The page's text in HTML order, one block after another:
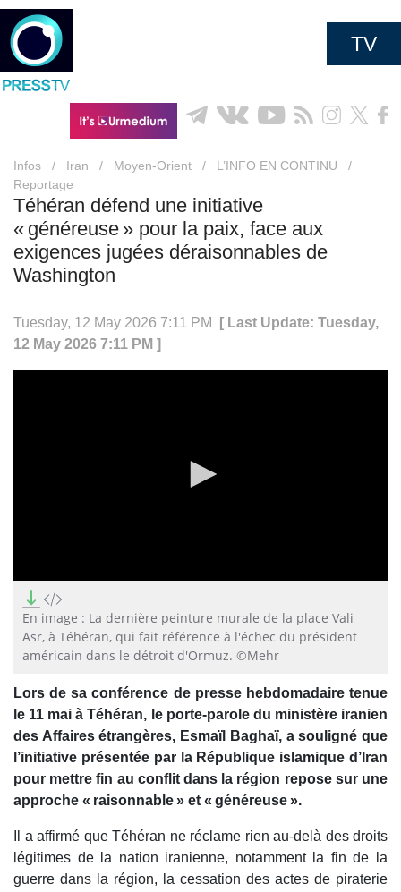
TV
Infos / Iran / Moyen-Orient / L’INFO EN CONTINU
/
Reportage
Téhéran défend une initiative
« généreuse » pour la paix, face aux
exigences jugées déraisonnables de
Washington
Tuesday, 12 May 2026 7:11 PM
[ Last Update: Tuesday,
12 May 2026 7:11 PM ]
seconds
of
seconds
En image : La dernière peinture murale de la place Vali
Asr, à Téhéran, qui fait référence à l'échec du président
américain dans le détroit d'Ormuz. ©Mehr
Lors de sa conférence de presse hebdomadaire tenue
le 11 mai à Téhéran, le porte‑parole du ministère iranien
des Affaires étrangères, Esmaïl Baghaï, a souligné que
l’initiative présentée par la République islamique d’Iran
pour mettre fin au conflit dans la région repose sur une
approche « raisonnable » et « généreuse ».
Il a affirmé que Téhéran ne réclame rien au‑delà des droits
légitimes de la nation iranienne, notamment la fin de la
guerre dans la région, la cessation des actes de piraterie